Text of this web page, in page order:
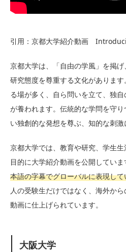
引用：京都大学紹介動画
京都大学は、「自由の学風」を掲
研究態度を尊重する文化がありま
る場が多く、自ら問いを立て、独
が養われます。伝統的な学問を守
い独創的な発想を尊ぶ、知的な刺激
京都大学では、教育や研究、学生
目的に大学紹介動画を公開していま
本語の字幕でグローバルに表現し
人の受験生だけではなく、海外か
動画に仕上げられています。
大阪大学